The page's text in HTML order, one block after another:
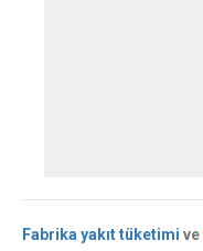
Fabrika yakıt tüketimi ve